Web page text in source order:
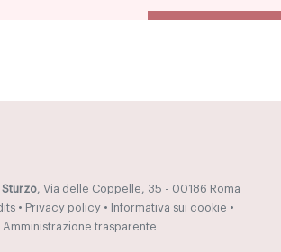
, Via delle Coppelle, 35 - 00186 Roma
• Privacy policy• Informativa sui cookie •
Amministrazione trasparente